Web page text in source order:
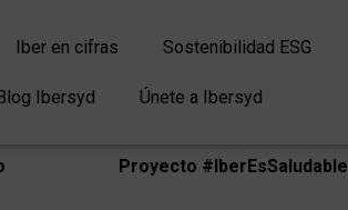
Iber en cifras Sostenibilidad ESG
Ibersyd Únete a Ibersyd
Proyecto #IberEsSaludable